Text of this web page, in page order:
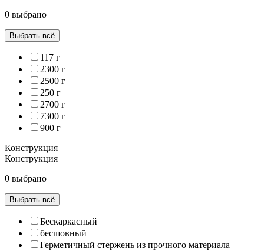
0 выбрано
Выбрать всё
117 г
2300 г
2500 г
250 г
2700 г
7300 г
900 г
Конструкция
Конструкция
0 выбрано
Выбрать всё
Бескаркасный
бесшовный
Герметичный стержень из прочного материала